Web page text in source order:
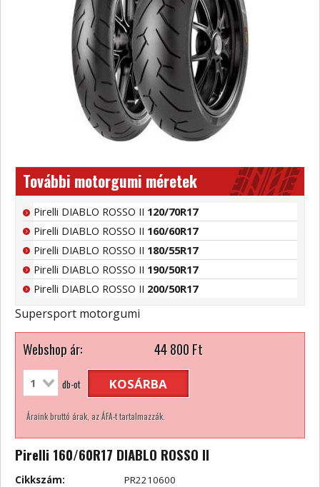
További motorgumi méretek
Pirelli DIABLO ROSSO II 120/70R17
Pirelli DIABLO ROSSO II 160/60R17
Pirelli DIABLO ROSSO II 180/55R17
Pirelli DIABLO ROSSO II 190/50R17
Pirelli DIABLO ROSSO II 200/50R17
Supersport motorgumi
Webshop ár: 44 800Ft
db-ot KOSÁRBA
Áraink bruttó árak, az ÁFA-t tartalmazzák.
Pirelli 160/60R17 DIABLO ROSSO II
Cikkszám:
PR2210600